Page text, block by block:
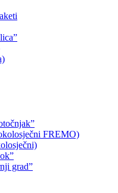
FREMO)
grad”